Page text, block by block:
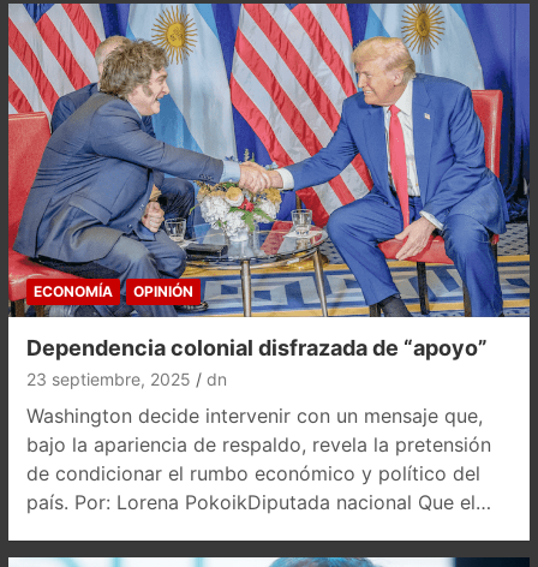
ECONOMÍA OPINIÓN
Dependencia colonial disfrazada de “apoyo”
23 septiembre, 2025 dn
Washington decide intervenir con un mensaje que,
bajo la apariencia de respaldo, revela la pretensión
de condicionar el rumbo económico y político del
país. Por: Lorena PokoikDiputada nacional Que el…